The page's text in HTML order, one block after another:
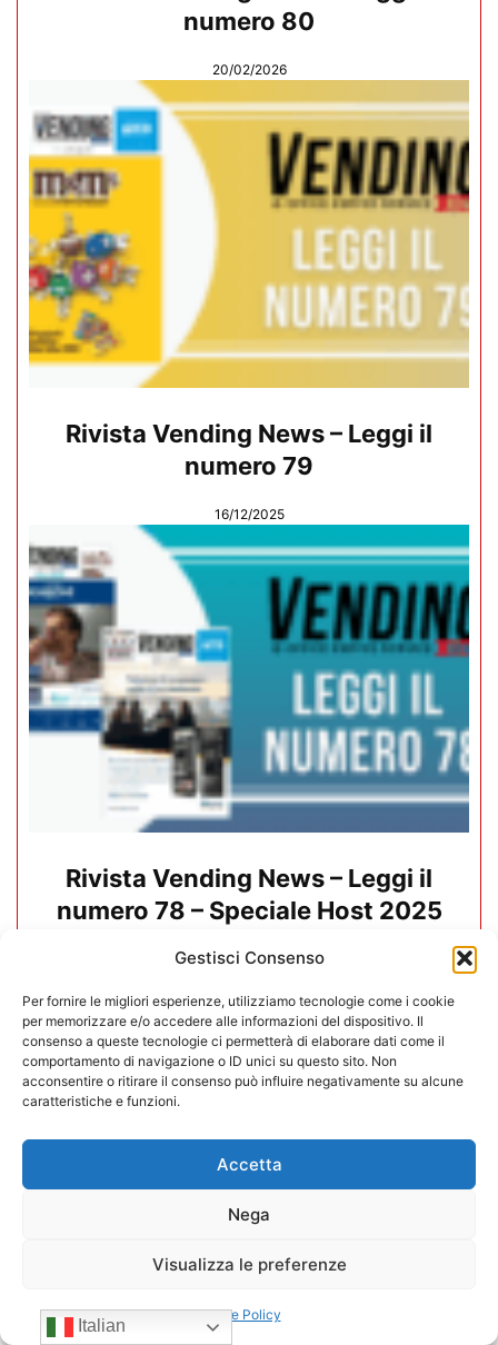
Gestisci Consenso
Per fornire le migliori esperienze, utilizziamo tecnologie come i cookie
per memorizzare e/o accedere alle informazioni del dispositivo. Il
consenso a queste tecnologie ci permetterà di elaborare dati come il
comportamento di navigazione o ID unici su questo sito. Non
acconsentire o ritirare il consenso può influire negativamente su alcune
caratteristiche e funzioni.
Accetta
Nega
Visualizza le preferenze
Cookie Policy
numero 80
20/02/2026
Rivista Vending News – Leggi il
numero 79
16/12/2025
Rivista Vending News – Leggi il
numero 78 – Speciale Host 2025
06/10/2025
Rivista Vending News – Leggi il
Italian